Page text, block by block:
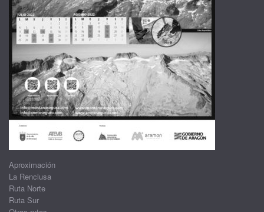
Aproximación
La Renclusa
Ruta Norte
Ruta Sur